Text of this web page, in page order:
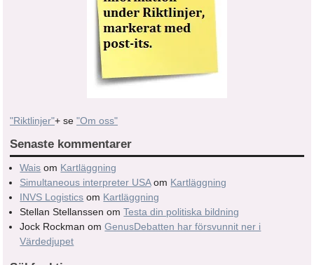
"Riktlinjer"+ se "Om oss"
Senaste kommentarer
Wais om Kartläggning
Simultaneous interpreter USAom Kartläggning
INVS Logistics om Kartläggning
Stellan Stellanssen omTesta din politiska bildning
Jock Rockman omGenusDebatten har försvunnit ner i
Värdedjupet